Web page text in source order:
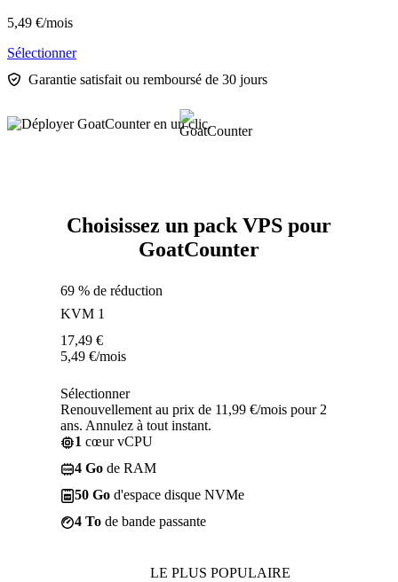
5,49 €/mois
Sélectionner
Garantie satisfait ou remboursé de 30 jours
Choisissez un pack VPS pour
GoatCounter
69 % de réduction
KVM 1
17,49 €
5,49 €/mois
Sélectionner
Renouvellement au prix de 11,99 €/mois pour 2
ans. Annulez à tout instant.
1 cœur vCPU
4 Go de RAM
50 Go d'espace disque NVMe
4 To de bande passante
LE PLUS POPULAIRE